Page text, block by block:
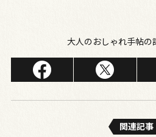
大人のおしゃれ手帖の
関連記事